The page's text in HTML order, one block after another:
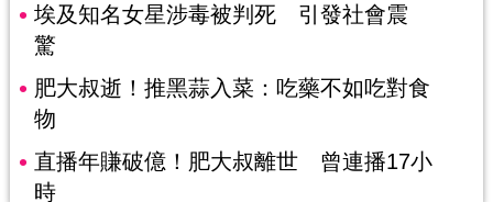
埃及知名女星涉毒被判死 引發社會震
驚
肥大叔逝！推黑蒜入菜：吃藥不如吃對食
物
直播年賺破億！肥大叔離世 曾連播17小
時